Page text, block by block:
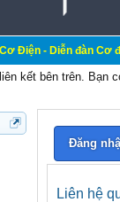
đàn Cơ điện là nơi
kết bên trên. Bạn
Đăng
Liên hệ